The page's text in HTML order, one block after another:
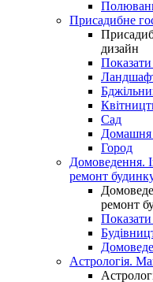
Присадибне
дизайн
Показати
Сад
Домашня
Город
Домоведення.
ремонт
ремонт
Показати
Астрологія.